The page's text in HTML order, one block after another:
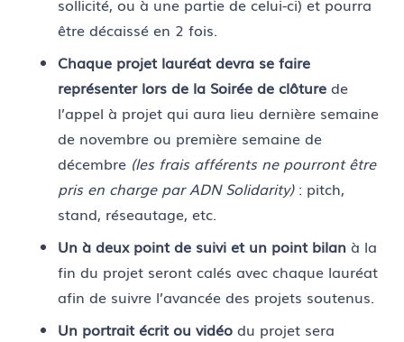
sollicité, ou à une partie de celui-ci) et pourra
être décaissé en 2 fois.
Chaque projet lauréat devra se faire
représenter lors de la Soirée de clôture de
l’appel à projet qui aura lieu dernière semaine
de novembre ou première semaine de
décembre (les frais afférents ne pourront être
pris en charge par ADN Solidarity) : pitch,
stand, réseautage, etc.
Un à deux point de suivi et un point bilan à la
fin du projet seront calés avec chaque lauréat
afin de suivre l’avancée des projets soutenus.
Un portrait écrit ou vidéo du projet sera